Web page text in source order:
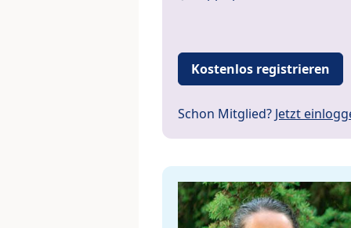
Kostenlos registrieren
Schon Mitglied? Jetzt